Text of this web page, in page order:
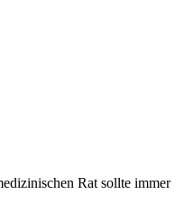
Rat sollte immer